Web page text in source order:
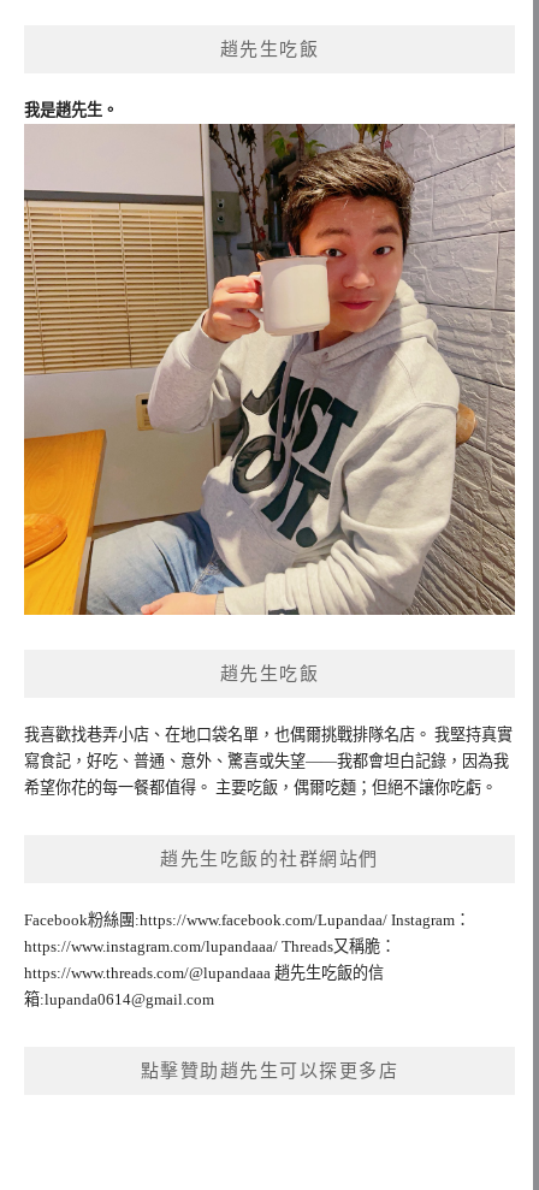
趙先生吃飯
我是趙先生。
趙先生吃飯
我喜歡找巷弄小店、在地口袋名單，也偶爾挑戰排隊名店。 我堅持真實
寫食記，好吃、普通、意外、驚喜或失望——我都會坦白記錄，因為我
希望你花的每一餐都值得。 主要吃飯，偶爾吃麵；但絕不讓你吃虧。
趙先生吃飯的社群網站們
Facebook粉絲團:https://www.facebook.com/Lupandaa/ Instagram：
https://www.instagram.com/lupandaaa/ Threads又稱脆：
https://www.threads.com/@lupandaaa 趙先生吃飯的信
箱:lupanda0614@gmail.com
點擊贊助趙先生可以探更多店